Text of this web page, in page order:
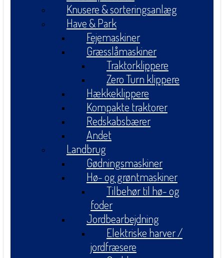
Knusere & sorteringsanlæg
Have & Park
Fejemaskiner
Græsslåmaskiner
Traktorklippere
Zero Turn klippere
Hækkeklippere
Kompakte traktorer
Redskabsbærer
Andet
Landbrug
Gødningsmaskiner
Hø- og grøntmaskiner
Tilbehør til hø- og
foder
Jordbearbejdning
Elektriske harver /
jordfræsere